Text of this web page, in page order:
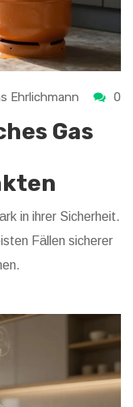
Ehrlichmann 0
Gas
in ihrer Sicherheit.
Fällen sicherer